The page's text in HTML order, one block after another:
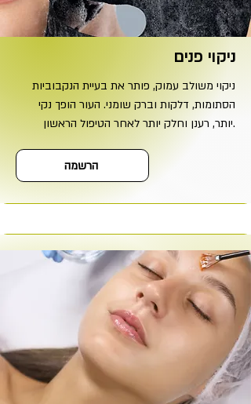
ניקוי פנים
ניקוי משולב עמוק, פותר את בעיית הנקבוביות
הסתומות, דלקות וברק שומני. העור הופך נקי
יותר, רענן וחלק יותר לאחר הטיפול הראשון.
הרשמה